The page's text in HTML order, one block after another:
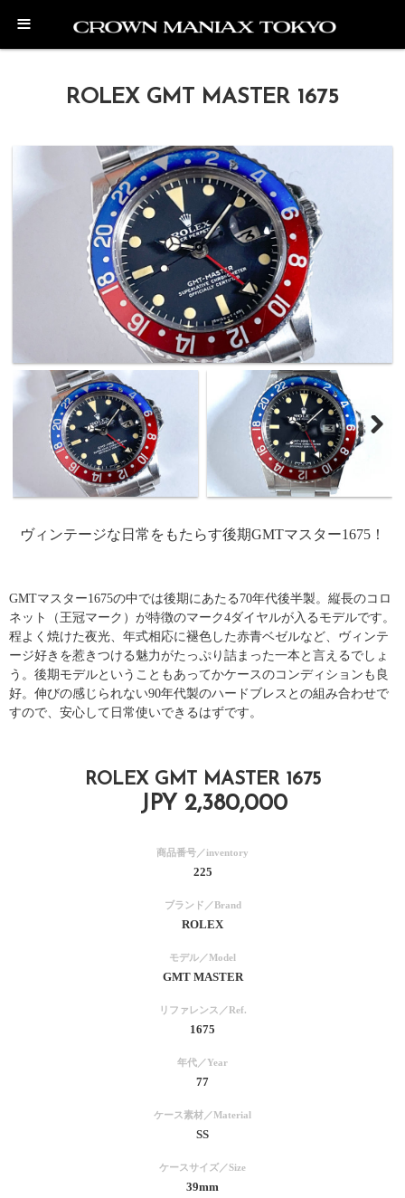
≡
ROLEX GMT MASTER 1675
ヴィンテージな日常をもたらす後期GMTマスター1675！
GMTマスター1675の中では後期にあたる70年代後半製。縦長のコロ
ネット（王冠マーク）が特徴のマーク4ダイヤルが入るモデルです。
程よく焼けた夜光、年式相応に褪色した赤青ベゼルなど、ヴィンテ
ージ好きを惹きつける魅力がたっぷり詰まった一本と言えるでしょ
う。後期モデルということもあってかケースのコンディションも良
好。伸びの感じられない90年代製のハードブレスとの組み合わせで
すので、安心して日常使いできるはずです。
ROLEX GMT MASTER 1675
JPY 2,380,000
商品番号／inventory
225
ブランド／Brand
ROLEX
モデル／Model
GMT MASTER
リファレンス／Ref.
1675
年代／Year
77
ケース素材／Material
SS
ケースサイズ／Size
39mm